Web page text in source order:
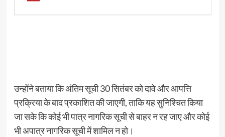
उन्होंने बताया कि अंतिम सूची 30 सितंबर को दावे और आपत्ति
प्रक्रिया के बाद प्रकाशित की जाएगी, ताकि यह सुनिश्चित किया
जा सके कि कोई भी पात्र नागरिक सूची से बाहर न रह जाए और कोई
भी अपात्र नागरिक सूची में शामिल न हो।